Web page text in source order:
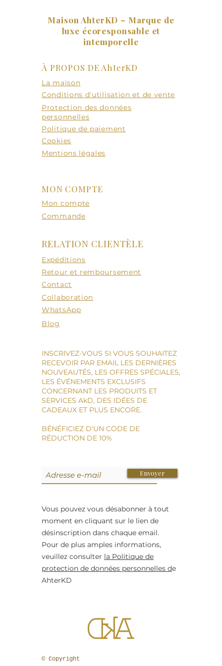
Maison AhterKD – Marque de
luxe écoresponsable et
intemporelle
À PROPOS DE AhterKD
La maison
Conditions d'utilisation et de vente
Protection des données
personnelles
Politique de paiement
Cookies
Mentions légales
MON COMPTE
Mon compte
Commande
RELATION CLIENTÈLE
Expéditions
Retour et remboursement
Contact
Collaboration
WhatsApp
Blog
INSCRIVEZ-VOUS SI VOUS SOUHAITEZ
RECEVOIR PAR EMAIL LES DERNIÈRES
NOUVEAUTÉS, LES OFFRES SPÉCIALES,
LES ÉVÉNEMENTS EXCLUSIFS
CONCERNANT LES PRODUITS ET
SERVICES AkD, DES IDÉES DE
CADEAUX ET PLUS ENCORE.
BÉNÉFICIEZ D'UN CODE DE
RÉDUCTION DE 10%
Envoyer
Vous pouvez vous désabonner à tout
moment en cliquant sur le lien de
désinscription dans chaque email.
Pour de plus amples informations,
veuillez consulter la Politique de
protection de données personnelles de
AhterKD
© Copyright